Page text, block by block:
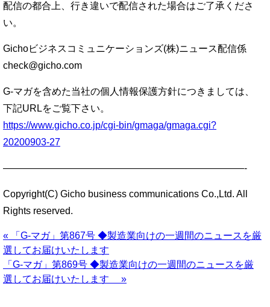
配信の都合上、行き違いで配信された場合はご了承くださ
い。
Gichoビジネスコミュニケーションズ(株)ニュース配信係
check@gicho.com
G-マガを含めた当社の個人情報保護方針につきましては、
下記URLをご覧下さい。
https://www.gicho.co.jp/cgi-bin/gmaga/gmaga.cgi?
20200903-27
—————————————————————————-
Copyright(C) Gicho business communications Co.,Ltd. All
Rights reserved.
« 「G-マガ」第867号 ◆製造業向けの一週間のニュースを厳
選してお届けいたします
「G-マガ」第869号 ◆製造業向けの一週間のニュースを厳
選してお届けいたします »